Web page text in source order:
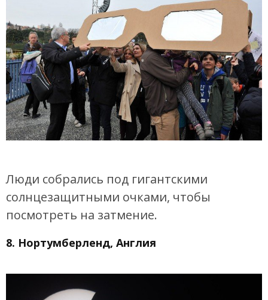
Люди собрались под гигантскими
солнцезащитными очками, чтобы
посмотреть на затмение.
8. Нортумберленд, Англия